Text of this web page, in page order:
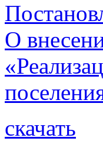
О
скачать